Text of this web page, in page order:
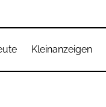
Kleinanzeigen